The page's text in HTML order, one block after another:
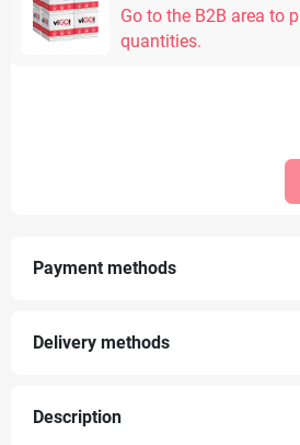
Go to the B2B area to
quantities.
Payment methods
Delivery methods
Description